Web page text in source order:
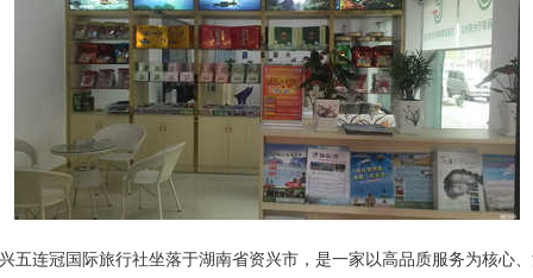
五连冠国际旅行社坐落于湖南省资兴市，是一家以高品质服务为核心